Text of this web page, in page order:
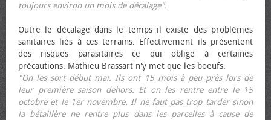
toujours environ un mois de décalage".
Outre le décalage dans le temps il existe des problèmes
sanitaires liés à ces terrains. Effectivement ils présentent
des risques parasitaires ce qui oblige à certaines
précautions. Mathieu Brassart n'y met que les bœufs.
"On les sort début mai. Ils ont 15 mois à peu près lors de
leur première saison dehors. Et on les rentre entre le 15
octobre et le 1er novembre. Il ne faut pas trop tarder sinon
la bétaillère ne rentre plus dans les parcelles à cause de